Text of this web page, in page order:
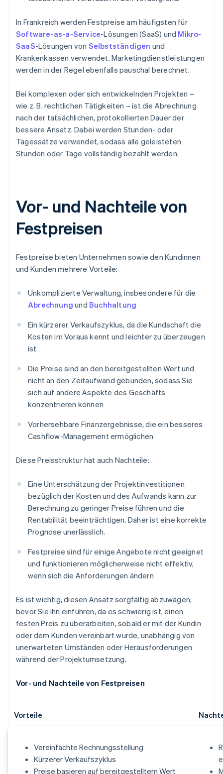
In Frankreich werden Festpreise am häufigsten für
Software-as-a-Service-Lösungen (SaaS) und Mikro-
SaaS-Lösungen von Selbstständigen und
Krankenkassen verwendet. Marketingdienstleistungen
werden in der Regel ebenfalls pauschal berechnet.
Bei komplexen oder sich entwickelnden Projekten –
wie z. B. rechtlichen Tätigkeiten – ist die Abrechnung
nach der tatsächlichen, protokollierten Dauer der
bessere Ansatz. Dabei werden Stunden- oder
Tagessätze verwendet, sodass alle geleisteten
Stunden oder Tage vollständig bezahlt werden.
Vor- und Nachteile von
Festpreisen
Festpreise bieten Unternehmen sowie den Kundinnen
und Kunden mehrere Vorteile:
Unkomplizierte Verwaltung, insbesondere für die
Abrechnung und Buchhaltung
Ein kürzerer Verkaufszyklus, da die Kundschaft die
Kosten im Voraus kennt und leichter zu überzeugen
ist
Die Preise sind an den bereitgestellten Wert und
nicht an den Zeitaufwand gebunden, sodass Sie
sich auf andere Aspekte des Geschäfts
konzentrieren können
Vorhersehbare Finanzergebnisse, die ein besseres
Cashflow-Management ermöglichen
Diese Preisstruktur hat auch Nachteile:
Eine Unterschätzung der Projektinvestitionen
bezüglich der Kosten und des Aufwands kann zur
Berechnung zu geringer Preise führen und die
Rentabilität beeinträchtigen. Daher ist eine korrekte
Prognose unerlässlich.
Festpreise sind für einige Angebote nicht geeignet
und funktionieren möglicherweise nicht effektiv,
wenn sich die Anforderungen ändern
Es ist wichtig, diesen Ansatz sorgfältig abzuwägen,
bevor Sie ihn einführen, da es schwierig ist, einen
festen Preis zu überarbeiten, sobald er mit der Kundin
oder dem Kunden vereinbart wurde, unabhängig von
unerwarteten Umständen oder Herausforderungen
während der Projektumsetzung.
Vor- und Nachteile von Festpreisen
Vorteile
Vereinfachte Rechnungsstellung
Kürzerer Verkaufszyklus
Preise basieren auf bereitgestelltem Wert